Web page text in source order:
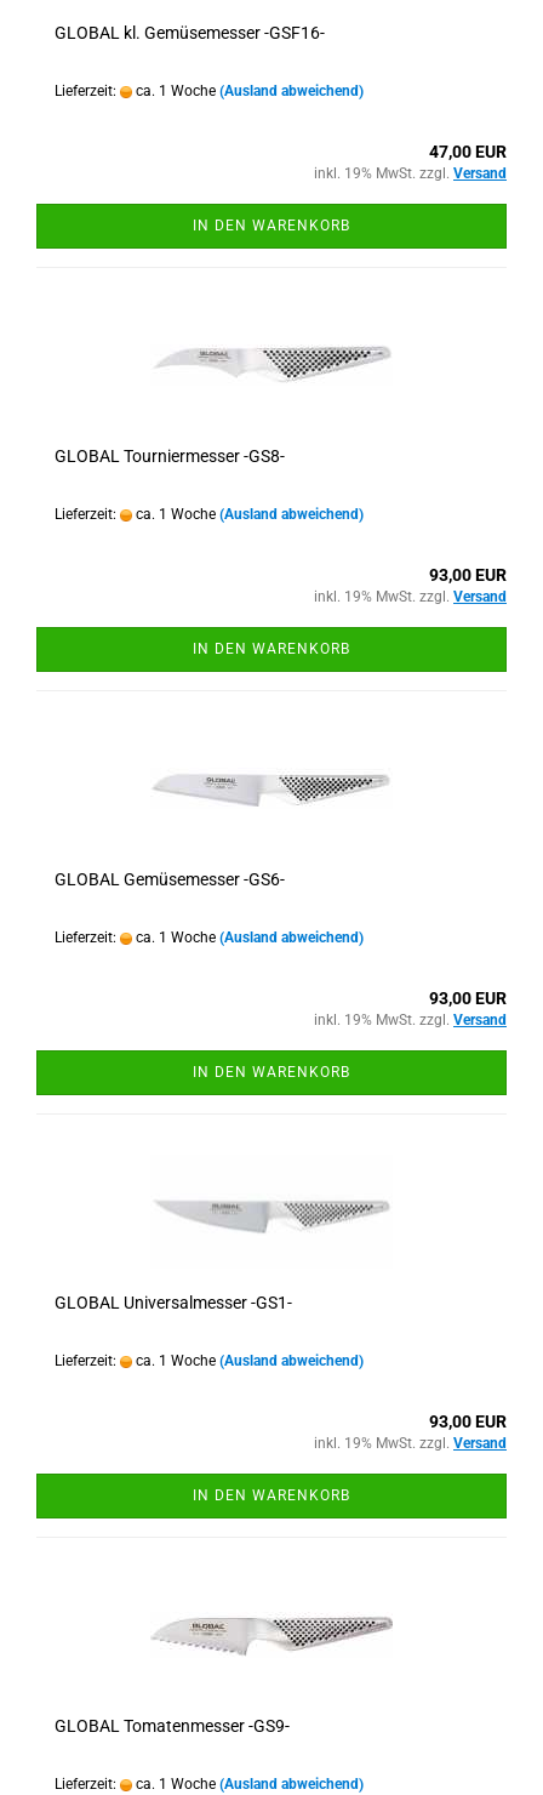
GLOBAL kl. Gemüsemesser -GSF16-
Lieferzeit: ca. 1 Woche (Ausland abweichend)
47,00 EUR
inkl. 19% MwSt. zzgl. Versand
IN DEN WARENKORB
GLOBAL Tourniermesser -GS8-
Lieferzeit: ca. 1 Woche (Ausland abweichend)
93,00 EUR
inkl. 19% MwSt. zzgl. Versand
IN DEN WARENKORB
GLOBAL Gemüsemesser -GS6-
Lieferzeit: ca. 1 Woche (Ausland abweichend)
93,00 EUR
inkl. 19% MwSt. zzgl. Versand
IN DEN WARENKORB
GLOBAL Universalmesser -GS1-
Lieferzeit: ca. 1 Woche (Ausland abweichend)
93,00 EUR
inkl. 19% MwSt. zzgl. Versand
IN DEN WARENKORB
GLOBAL Tomatenmesser -GS9-
Lieferzeit: ca. 1 Woche (Ausland abweichend)